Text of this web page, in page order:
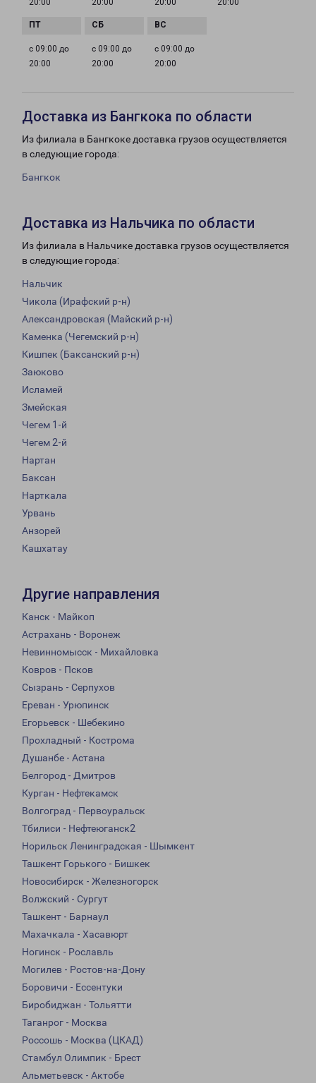
20:00
20:00
20:00
20:00
с 09:00 до
20:00
с 09:00 до
20:00
с 09:00 до
20:00
Доставка из Бангкока по области
Из филиала в Бангкоке доставка грузов осуществляется
в следующие города:
Бангкок
Доставка из Нальчика по области
Из филиала в Нальчике доставка грузов осуществляется
в следующие города:
Нальчик
Чикола (Ирафский р-н)
Александровская (Майский р-н)
Каменка (Чегемский р-н)
Кишпек (Баксанский р-н)
Заюково
Исламей
Змейская
Чегем 1-й
Чегем 2-й
Нартан
Баксан
Нарткала
Урвань
Анзорей
Кашхатау
Другие направления
Канск - Майкоп
Астрахань - Воронеж
Невинномысск - Михайловка
Ковров - Псков
Сызрань - Серпухов
Ереван - Урюпинск
Егорьевск - Шебекино
Прохладный - Кострома
Душанбе - Астана
Белгород - Дмитров
Курган - Нефтекамск
Волгоград - Первоуральск
Тбилиси - Нефтеюганск2
Норильск Ленинградская - Шымкент
Ташкент Горького - Бишкек
Новосибирск - Железногорск
Волжский - Сургут
Ташкент - Барнаул
Махачкала - Хасавюрт
Ногинск - Рославль
Могилев - Ростов-на-Дону
Боровичи - Ессентуки
Биробиджан - Тольятти
Таганрог - Москва
Россошь - Москва (ЦКАД)
Стамбул Олимпик - Брест
Альметьевск - Актобе